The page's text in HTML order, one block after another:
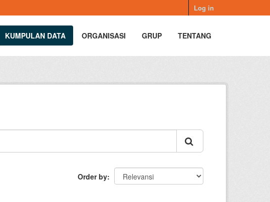
Log in
KUMPULAN DATA ORGANISASI GRUP TENTANG
Order by